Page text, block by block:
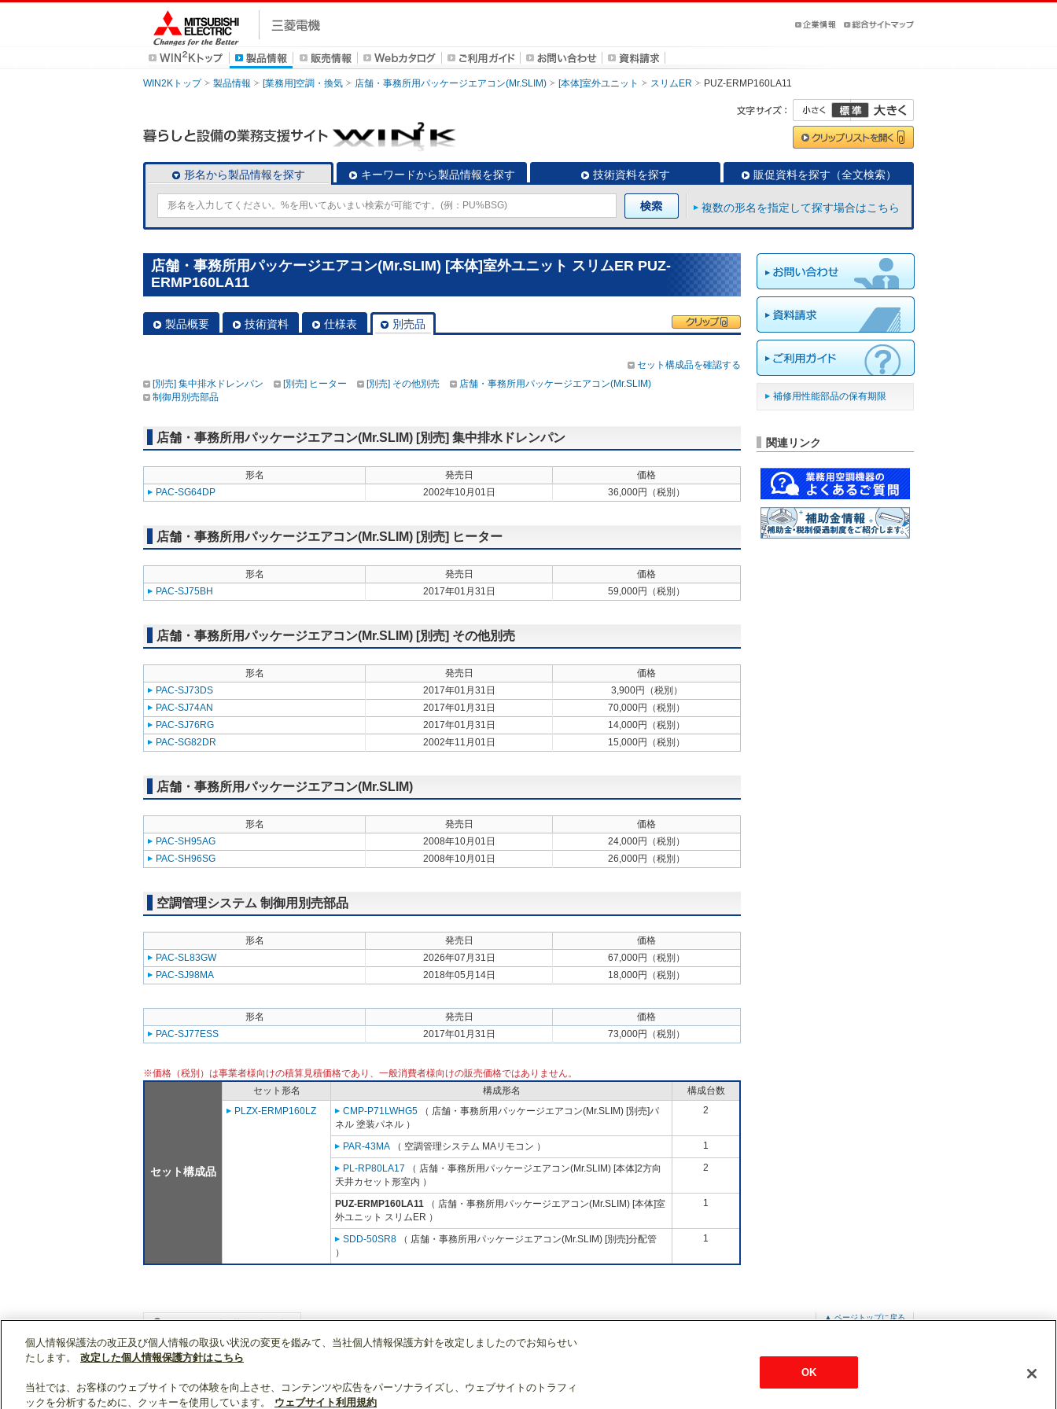
WIN2Kトップ 製品情報 [業務用]空調・換気 店舗・事務所用パッケージエアコン(Mr.SLIM) [本体]室外ユニット スリムER PUZ-ERMP160LA11
形名から製品情報を探す キーワードから製品情報を探す 技術資料を探す 販促資料を探す（全文検索）
複数の形名を指定して探す場合はこちら
店舗・事務所用パッケージエアコン(Mr.SLIM) [本体]室外ユニット スリムER PUZ-
ERMP160LA11
製品概要 技術資料 仕様表 別売品
セット構成品を確認する
[別売] 集中排水ドレンパン
[別売] ヒーター [別売] その他別売
店舗・事務所用パッケージエアコン(Mr.SLIM)
制御用別売部品
店舗・事務所用パッケージエアコン(Mr.SLIM) [別売] 集中排水ドレンパン
形名 発売日
価格
PAC-SG64DP
2002年10月01日 36,000円（税別）
店舗・事務所用パッケージエアコン(Mr.SLIM) [別売] ヒーター
形名 発売日
価格
PAC-SJ75BH
2017年01月31日 59,000円（税別）
店舗・事務所用パッケージエアコン(Mr.SLIM) [別売] その他別売
形名 発売日
価格
PAC-SJ73DS
2017年01月31日
3,900円（税別）
PAC-SJ74AN
2017年01月31日
70,000円（税別）
PAC-SJ76RG
2017年01月31日
14,000円（税別）
PAC-SG82DR
2002年11月01日 15,000円（税別）
店舗・事務所用パッケージエアコン(Mr.SLIM)
形名 発売日
価格
PAC-SH95AG
2008年10月01日
24,000円（税別）
PAC-SH96SG
2008年10月01日 26,000円（税別）
空調管理システム 制御用別売部品
形名 発売日
価格
PAC-SL83GW
2026年07月31日
67,000円（税別）
PAC-SJ98MA
2018年05月14日 18,000円（税別）
形名 発売日
価格
PAC-SJ77ESS
2017年01月31日 73,000円（税別）
※価格（税別）は事業者様向けの積算見積価格であり、一般消費者様向けの販売価格ではありません。
セット構成品
セット形名 構成形名
構成台数
PLZX-ERMP160LZ
CMP-P71LWHG5 （ 店舗・事務所用パッケージエアコン(Mr.SLIM) [別売]パ
ネル 塗装パネル ）
2
PAR-43MA （ 空調管理システム MAリモコン ） 1
PL-RP80LA17 （ 店舗・事務所用パッケージエアコン(Mr.SLIM) [本体]2方向
天井カセット形室内 ）
2
PUZ-ERMP160LA11 （ 店舗・事務所用パッケージエアコン(Mr.SLIM) [本体]室
外ユニット スリムER ）
1
SDD-50SR8 （ 店舗・事務所用パッケージエアコン(Mr.SLIM) [別売]分配管
）
1
補修用性能部品の保有期限
関連リンク
▲ ページトップに戻る
WIN2Kトップ 製品情報 PUZ-ERMP160LA11
個人情報保護法の改正及び個人情報の取扱い状況の変更を鑑みて、当社個人情報保護方針を改定しましたのでお知らせい
たします。
改定した個人情報保護方針はこちら
当社では、お客様のウェブサイトでの体験を向上させ、コンテンツや広告をパーソナライズし、ウェブサイトのトラフィ
ックを分析するために、クッキーを使用しています。
ウェブサイト利用規約
OK